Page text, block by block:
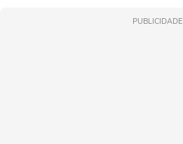
PUBLICIDADE